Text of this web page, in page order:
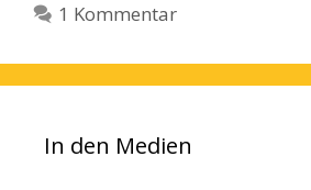
1 Kommentar
In den Medien